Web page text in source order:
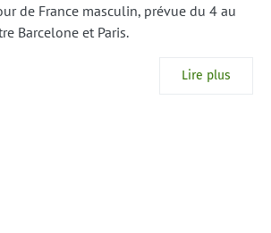
de France masculin, prévue du 4 au
Barcelone et Paris.
Lire plus